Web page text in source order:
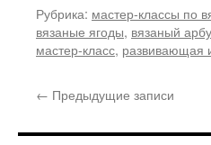
Рубрика: мастер-классы по
вязаные ягоды, вязаный
мастер-класс, развивающая
← Предыдущие записи